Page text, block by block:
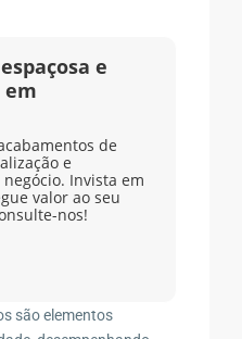
e
em
de
e
Invista em
valor ao seu
nos!
são elementos